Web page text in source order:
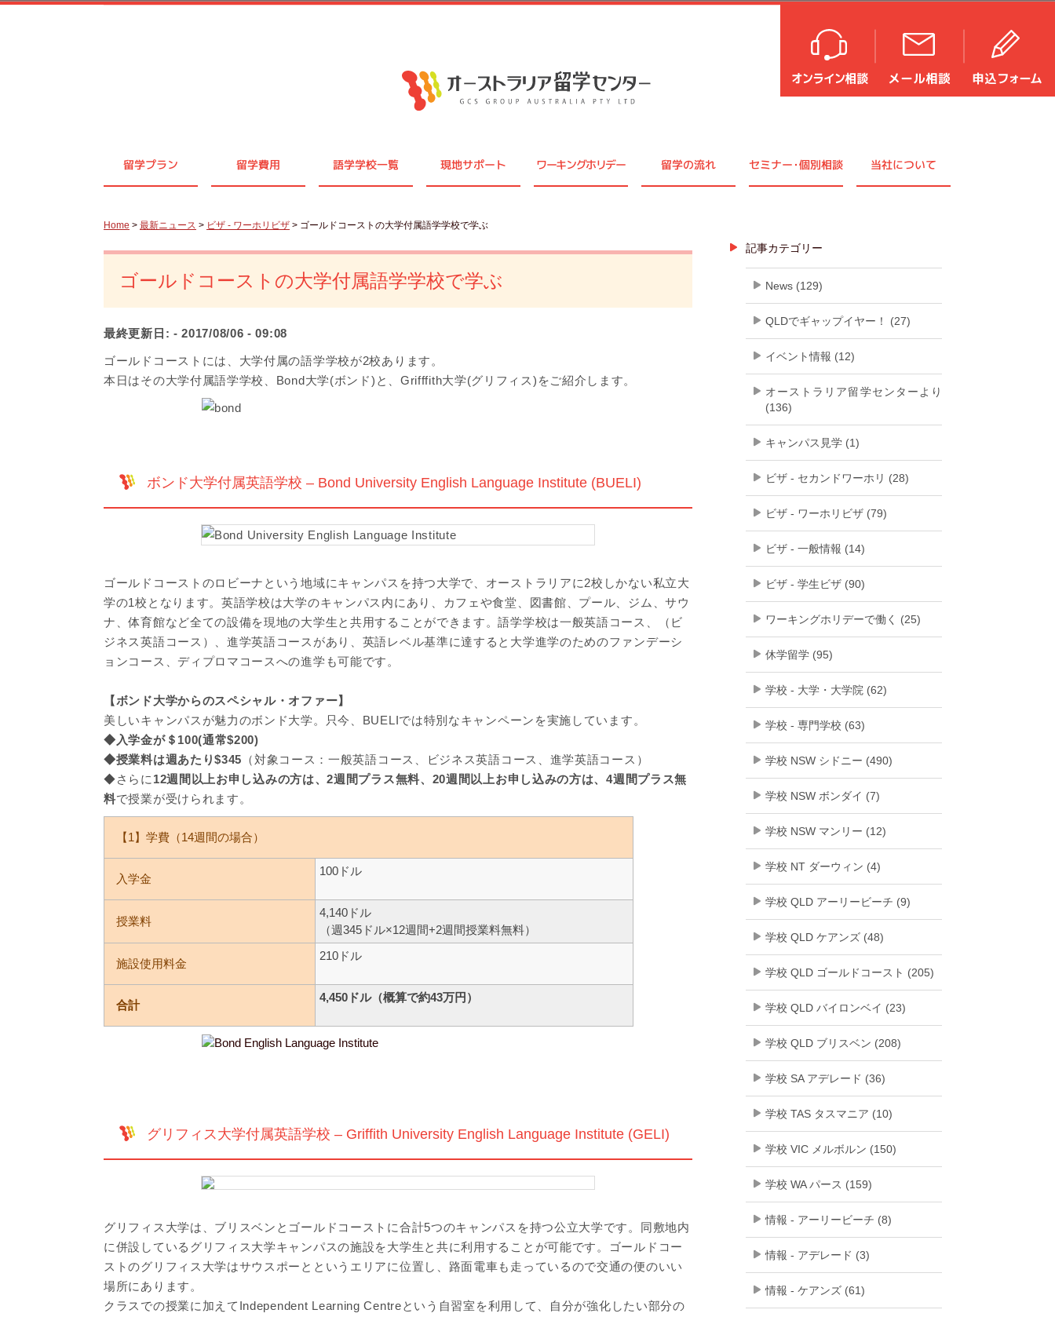
留学プラン 留学費用 語学学校一覧 現地サポート ワーキングホリデー 留学の流れ セミナー・個別相談 当社について
Home > 最新ニュース > ビザ - ワーホリビザ > ゴールドコーストの大学付属語学学校で学ぶ
ゴールドコーストの大学付属語学学校で学ぶ
最終更新日: - 2017/08/06 - 09:08
ゴールドコーストには、大学付属の語学学校が2校あります。
本日はその大学付属語学学校、Bond大学(ボンド)と、Grifffith大学(グリフィス)をご紹介します。
ボンド大学付属英語学校 – Bond University English Language Institute (BUELI)
ゴールドコーストのロビーナという地域にキャンパスを持つ大学で、オーストラリアに2校しかない私立大
学の1校となります。英語学校は大学のキャンパス内にあり、カフェや食堂、図書館、プール、ジム、サウ
ナ、体育館など全ての設備を現地の大学生と共用することができます。語学学校は一般英語コース、（ビ
ジネス英語コース）、進学英語コースがあり、英語レベル基準に達すると大学進学のためのファンデーシ
ョンコース、ディプロマコースへの進学も可能です。
【ボンド大学からのスペシャル・オファー】
美しいキャンパスが魅力のボンド大学。只今、BUELIでは特別なキャンペーンを実施しています。
◆入学金が＄100(通常$200)
◆授業料は週あたり$345 （対象コース：一般英語コース、ビジネス英語コース、進学英語コース）
◆さらに 12週間以上お申し込みの方は、2週間プラス無料、20週間以上お申し込みの方は、4週間プラス無
料で授業が受けられます。
【1】学費（14週間の場合）
入学金
100ドル
授業料
4,140ドル
（週345ドル×12週間+2週間授業料無料）
施設使用料金
210ドル
合計
4,450ドル（概算で約43万円）
グリフィス大学付属英語学校 – Griffith University English Language Institute (GELI)
グリフィス大学は、ブリスベンとゴールドコーストに合計5つのキャンパスを持つ公立大学です。同敷地内
に併設しているグリフィス大学キャンパスの施設を大学生と共に利用することが可能です。ゴールドコー
ストのグリフィス大学はサウスポーとというエリアに位置し、路面電車も走っているので交通の便のいい
場所にあります。
クラスでの授業に加えてIndependent Learning Centreという自習室を利用して、自分が強化したい部分の
記事カテゴリー
News (129)
QLDでギャップイヤー！ (27)
イベント情報 (12)
オーストラリア留学センターより
(136)
キャンパス見学 (1)
ビザ - セカンドワーホリ (28)
ビザ - ワーホリビザ (79)
ビザ - 一般情報 (14)
ビザ - 学生ビザ (90)
ワーキングホリデーで働く (25)
休学留学 (95)
学校 - 大学・大学院 (62)
学校 - 専門学校 (63)
学校 NSW シドニー (490)
学校 NSW ボンダイ (7)
学校 NSW マンリー (12)
学校 NT ダーウィン (4)
学校 QLD アーリービーチ (9)
学校 QLD ケアンズ (48)
学校 QLD ゴールドコースト (205)
学校 QLD バイロンベイ (23)
学校 QLD ブリスベン (208)
学校 SA アデレード (36)
学校 TAS タスマニア (10)
学校 VIC メルボルン (150)
学校 WA パース (159)
情報 - アーリービーチ (8)
情報 - アデレード (3)
情報 - ケアンズ (61)